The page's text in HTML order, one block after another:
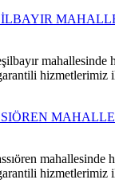
mahallesinde
hizmetlerimiz
mahallesinde
hizmetlerimiz